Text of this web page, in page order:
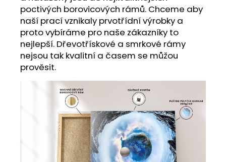
poctivých borovicových rámů. Chceme aby
naší prací vznikaly prvotřídní výrobky a
proto vybíráme pro naše zákazníky to
nejlepší. Dřevotřískové a smrkové rámy
nejsou tak kvalitní a časem se můžou
prověsit.